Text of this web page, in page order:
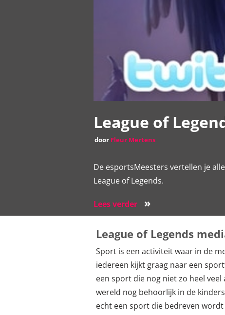
League of
door Fleur Mertens
De esportsMeesters vertellen je
League of Legends.
Lees verder »
League of Legends
Sport is een activiteit waar in de
iedereen kijkt graag naar een
een sport die nog niet zo heel
wereld nog behoorlijk in de
echt een sport die bedreven